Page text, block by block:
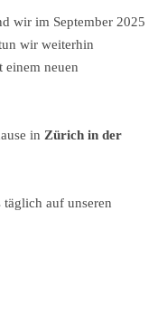
wir im September 2025
wir weiterhin
einem neuen
in Zürich in der
täglich auf unseren